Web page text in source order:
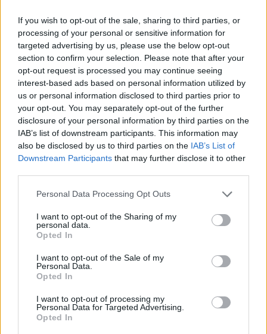
If you wish to opt-out of the sale, sharing to third parties, or
processing of your personal or sensitive information for
targeted advertising by us, please use the below opt-out
section to confirm your selection. Please note that after your
opt-out request is processed you may continue seeing
interest-based ads based on personal information utilized by
us or personal information disclosed to third parties prior to
your opt-out. You may separately opt-out of the further
disclosure of your personal information by third parties on the
IAB’s list of downstream participants. This information may
also be disclosed by us to third parties on the IAB’s List of
Downstream Participants that may further disclose it to other
Personal Data Processing Opt Outs
I want to opt-out of the Sharing of my
personal data.
Opted In
I want to opt-out of the Sale of my
Personal Data.
Opted In
I want to opt-out of processing my
Personal Data for Targeted Advertising.
Opted In
Σχετικά Άρθρα